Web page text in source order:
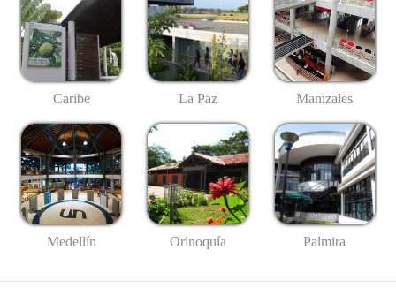
Caribe La Paz Manizales
Medellín Orinoquía Palmira